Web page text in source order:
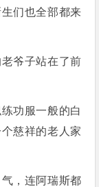
们也全部都来
爷子站在了前
功服一般的白
慈祥的老人家
，连阿瑞斯都